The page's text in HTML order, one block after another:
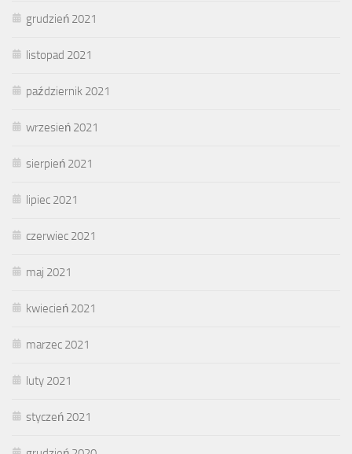
grudzień 2021
listopad 2021
październik 2021
wrzesień 2021
sierpień 2021
lipiec 2021
czerwiec 2021
maj 2021
kwiecień 2021
marzec 2021
luty 2021
styczeń 2021